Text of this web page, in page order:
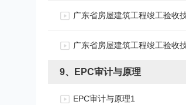
广东省房屋建筑工程竣工验收
广东省房屋建筑工程竣工验收
9、EPC审计与原理
EPC审计与原理1